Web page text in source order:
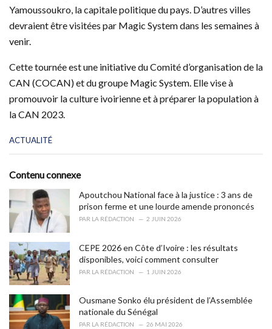
Yamoussoukro, la capitale politique du pays. D’autres villes
devraient être visitées par Magic System dans les semaines à
venir.
Cette tournée est une initiative du Comité d’organisation de la
CAN (COCAN) et du groupe Magic System. Elle vise à
promouvoir la culture ivoirienne et à préparer la population à
la CAN 2023.
C
e
r
i
e
:
ACTUALITÉ
Contenu connexe
Apoutchou National face à la justice : 3 ans de
prison ferme et une lourde amende prononcés
PAR LA RÉDACTION 2 JUIN 2026
CEPE 2026 en Côte d’Ivoire : les résultats
disponibles, voici comment consulter
PAR LA RÉDACTION 1 JUIN 2026
Ousmane Sonko élu président de l’Assemblée
nationale du Sénégal
PAR LA RÉDACTION 26 MAI 2026